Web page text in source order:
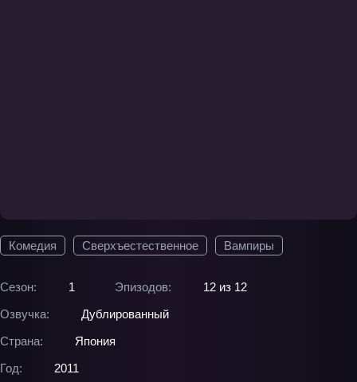
Комедия Сверхъестественное Вампиры
Сезон: 1 Эпизодов:
12 из 12
Озвучка:
Дублированный
Страна:
Япония
Год:
2011